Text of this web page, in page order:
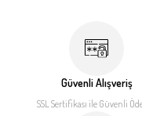
Güvenli Alışveriş
SSL Sertifikası ile Güvenli